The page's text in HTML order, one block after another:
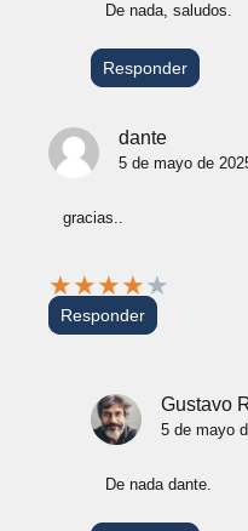
De nada, saludos.
Responder
dante
5 de mayo de
gracias..
★★★★★
Responder
Gustavo
5 de mayo
De nada dante.